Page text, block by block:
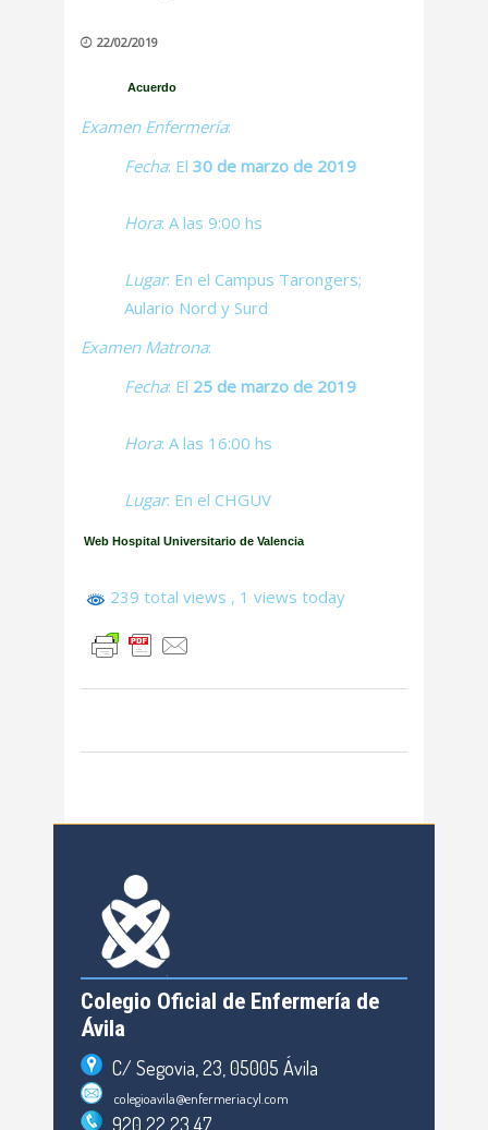
22/02/2019
Acuerdo
Examen Enfermería:
Fecha: El 30 de marzo de 2019
Hora: A las 9:00 hs
Lugar: En el Campus Tarongers;
Aulario Nord y Surd
Examen Matrona:
Fecha: El 25 de marzo de 2019
Hora: A las 16:00 hs
Lugar: En el CHGUV
Web Hospital Universitario de Valencia
239 total views , 1 views today
Colegio Oficial de Enfermería de
Ávila
C/ Segovia, 23, 05005 Ávila
colegioavila@enfermeriacyl.com
920 22 23 47